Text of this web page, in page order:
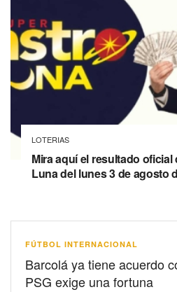
LOTERIAS
Mira aquí el resultado
Luna del lunes 3 de agosto
FÚTBOL INTERNACIONAL
Barcolá ya tiene acuerdo
PSG exige una fortuna